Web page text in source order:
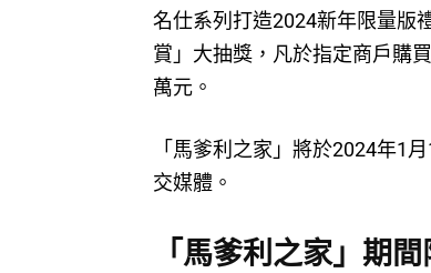
名仕系列打造2024新年限量版
賞」大抽獎，凡於指定商戶購
萬元。
「馬爹利之家」將於2024年1
交媒體。
「馬爹利之家」期